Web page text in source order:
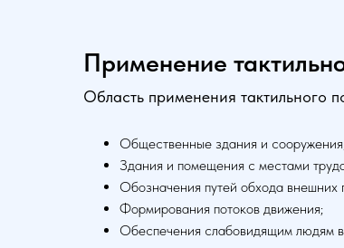
Применение
Область применения тактильного
Общественные здания и
Здания и помещения с местами
Обозначения путей обхода внешних
Формирования потоков движения;
Обеспечения слабовидящим людям